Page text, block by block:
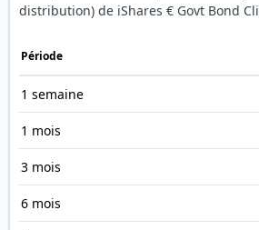
distribution) de iShares € Govt Bond
Période
1 semaine
1 mois
3 mois
6 mois